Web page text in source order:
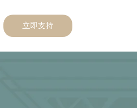
立即支持